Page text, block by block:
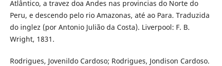
Atlântico, a travez doa Andes nas provincias do Norte do
Peru, e descendo pelo rio Amazonas, até ao Para. Traduzida
do inglez (por Antonio Julião da Costa). Liverpool: F. B.
Wright, 1831.
Rodrigues, Jovenildo Cardoso; Rodrigues, Jondison Cardoso.